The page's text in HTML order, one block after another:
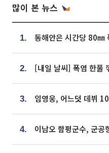
많이 본 뉴스
1.
2.
3.
4. 이남오 함평군수, 군공